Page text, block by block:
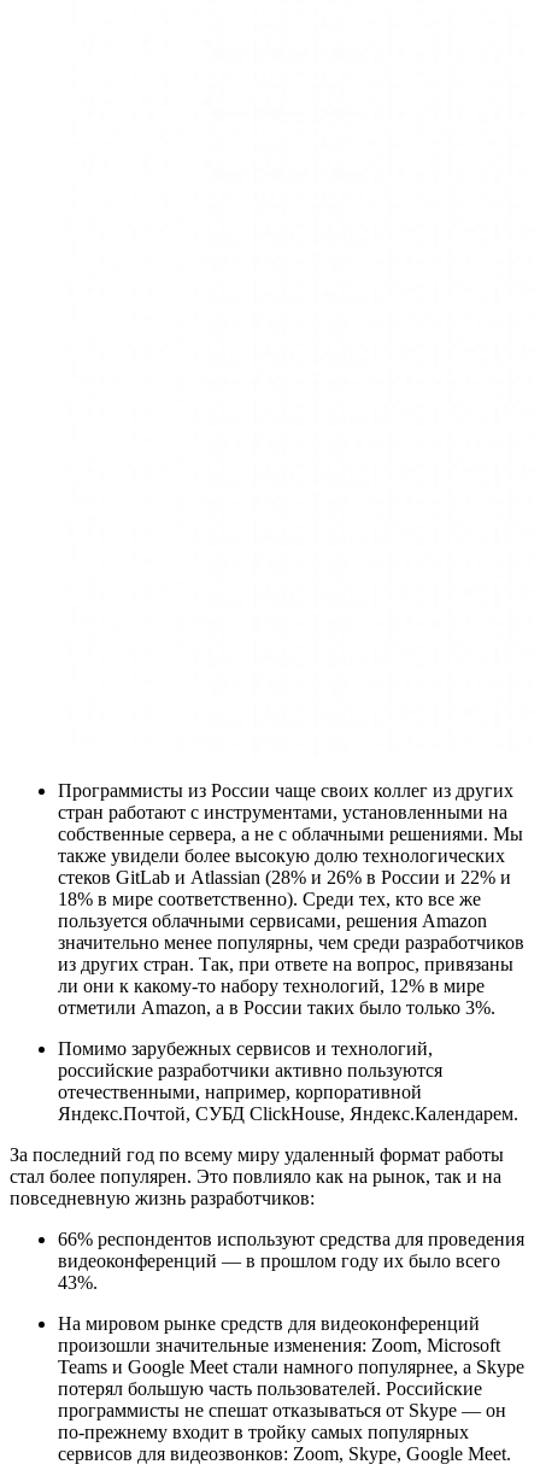
Программисты из России чаще своих коллег из других
стран работают с инструментами, установленными на
собственные сервера, а не с облачными решениями. Мы
также увидели более высокую долю технологических
стеков GitLab и Atlassian (28% и 26% в России и 22% и
18% в мире соответственно). Среди тех, кто все же
пользуется облачными сервисами, решения Amazon
значительно менее популярны, чем среди разработчиков
из других стран. Так, при ответе на вопрос, привязаны
ли они к какому-то набору технологий, 12% в мире
отметили Amazon, а в России таких было только 3%.
Помимо зарубежных сервисов и технологий,
российские разработчики активно пользуются
отечественными, например, корпоративной
Яндекс.Почтой, СУБД ClickHouse, Яндекс.Календарем.
За последний год по всему миру удаленный формат работы
cтал более популярен. Это повлияло как на рынок, так и на
повседневную жизнь разработчиков:
66% респондентов используют средства для проведения
видеоконференций — в прошлом году их было всего
43%.
На мировом рынке средств для видеоконференций
произошли значительные изменения: Zoom, Microsoft
Teams и Google Meet стали намного популярнее, а Skype
потерял большую часть пользователей. Российские
программисты не спешат отказываться от Skype — он
по-прежнему входит в тройку самых популярных
сервисов для видеозвонков: Zoom, Skype, Google Meet.